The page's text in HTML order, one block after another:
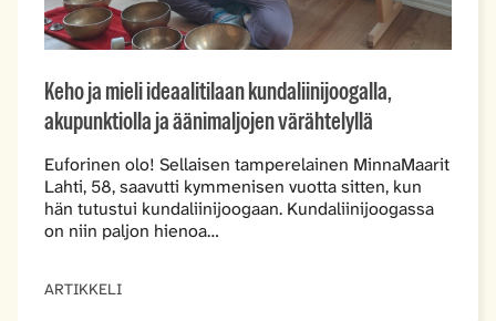
Keho ja mieli ideaalitilaan kundaliinijoogalla,
akupunktiolla ja äänimaljojen värähtelyllä
Euforinen olo! Sellaisen tamperelainen MinnaMaarit
Lahti, 58, saavutti kymmenisen vuotta sitten, kun
hän tutustui kundaliinijoogaan. Kundaliinijoogassa
on niin paljon hienoa…
ARTIKKELI